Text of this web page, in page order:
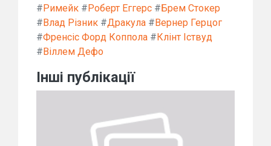
#Римейк #Роберт Еггерс #Брем Стокер
#Влад Різник #Дракула #Вернер Герцог
#Френсіс Форд Коппола #Клінт Іствуд
#Віллем Дефо
Інші публікації